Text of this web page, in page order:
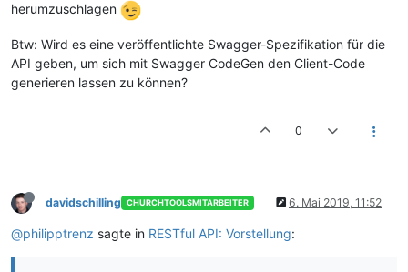
herumzuschlagen
Btw: Wird es eine veröffentlichte Swagger-Spezifikation für die
API geben, um sich mit Swagger CodeGen den Client-Code
generieren lassen zu können?
0
davidschilling CHURCHTOOLSMITARBEITER 6. Mai 2019, 11:52
@philipptrenz sagte in RESTful API: Vorstellung: